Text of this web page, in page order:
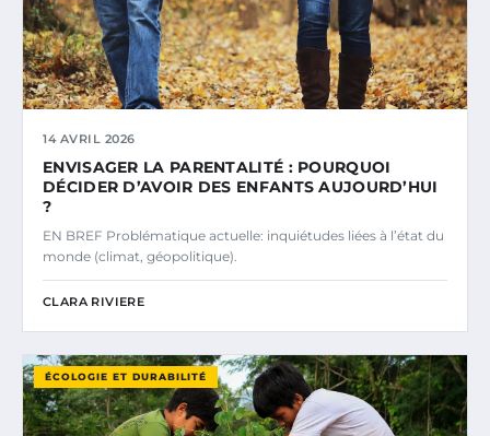
14 AVRIL 2026
ENVISAGER LA PARENTALITÉ : POURQUOI
DÉCIDER D’AVOIR DES ENFANTS AUJOURD’HUI
?
EN BREF Problématique actuelle: inquiétudes liées à l’état du
monde (climat, géopolitique).
CLARA RIVIERE
ÉCOLOGIE ET DURABILITÉ